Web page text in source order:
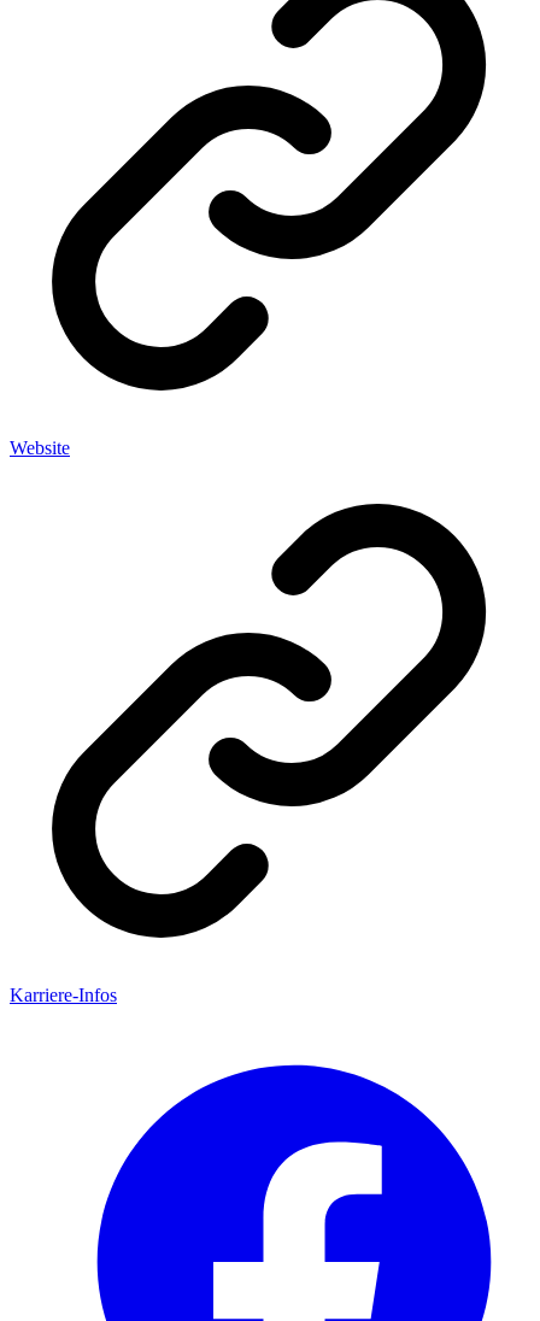
Website
Karriere-Infos